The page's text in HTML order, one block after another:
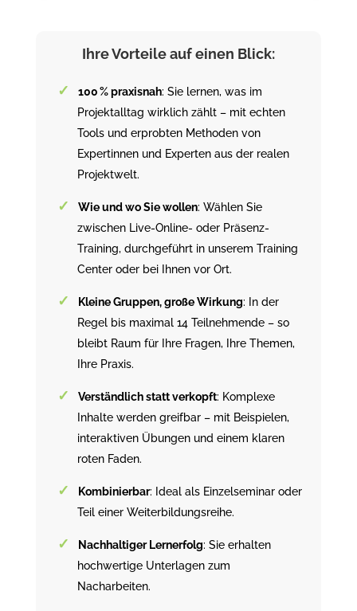
Ihre Vorteile auf einen Blick:
100 % praxisnah: Sie lernen, was im
Projektalltag wirklich zählt – mit echten
Tools und erprobten Methoden von
Expertinnen und Experten aus der realen
Projektwelt.
Wie und wo Sie wollen: Wählen Sie
zwischen Live-Online- oder Präsenz-
Training, durchgeführt in unserem Training
Center oder bei Ihnen vor Ort.
Kleine Gruppen, große Wirkung: In der
Regel bis maximal 14 Teilnehmende – so
bleibt Raum für Ihre Fragen, Ihre Themen,
Ihre Praxis.
Verständlich statt verkopft: Komplexe
Inhalte werden greifbar – mit Beispielen,
interaktiven Übungen und einem klaren
roten Faden.
Kombinierbar: Ideal als Einzelseminar oder
Teil einer Weiterbildungsreihe.
Nachhaltiger Lernerfolg: Sie erhalten
hochwertige Unterlagen zum
Nacharbeiten.